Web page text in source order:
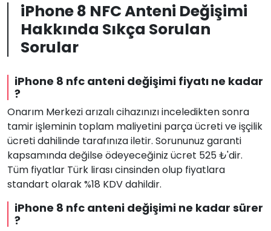
iPhone 8 NFC Anteni Değişimi
Hakkında Sıkça Sorulan
Sorular
iPhone 8 nfc anteni değişimi fiyatı ne kadar
?
Onarım Merkezi arızalı cihazınızı inceledikten sonra
tamir işleminin toplam maliyetini parça ücreti ve işçilik
ücreti dahilinde tarafınıza iletir. Sorununuz garanti
kapsamında değilse ödeyeceğiniz ücret 525 ₺'dir.
Tüm fiyatlar Türk lirası cinsinden olup fiyatlara
standart olarak %18 KDV dahildir.
iPhone 8 nfc anteni değişimi ne kadar sürer
?